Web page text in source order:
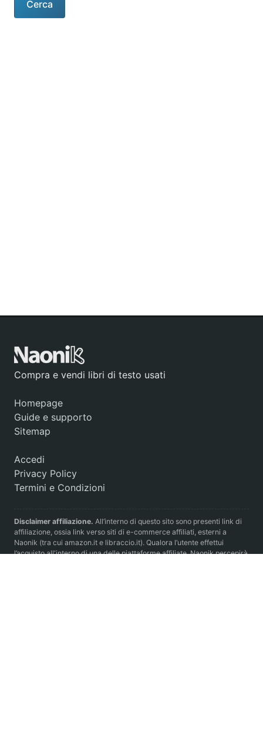
Compra e vendi libri di testo usati
Homepage
Guide e supporto
Sitemap
Accedi
Privacy Policy
Termini e Condizioni